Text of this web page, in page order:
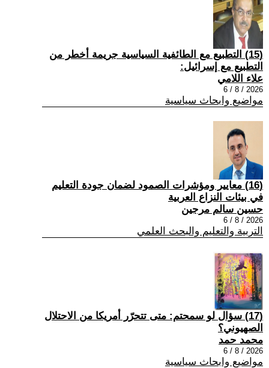
(15) التطبيع مع الطائفية السياسية جريمة أخطر من
التطبيع مع إسرائيل:
علاء اللامي
2026 / 8 / 6
مواضيع وابحاث سياسية
(16) معايير ومؤشرات الصمود لضمان جودة التعليم
في بيئات النزاع العربية
حسين سالم مرجين
2026 / 8 / 6
التربية والتعليم والبحث العلمي
(17) سؤال لو سمحتم: متى تتحرّر أمريكا من الاحتلال
الصهيوني؟
محمد حمد
2026 / 8 / 6
مواضيع وابحاث سياسية